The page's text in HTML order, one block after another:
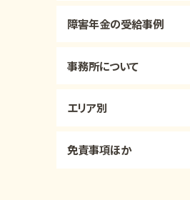
障害年金の受給事例
事務所について
エリア別
免責事項ほか